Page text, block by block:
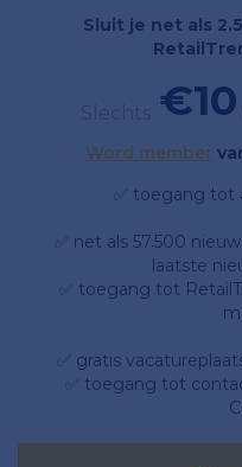
Sluit je net als
€10
Word member
✅ toegang
✅ net als 57.500
laatste
✅ toegang tot
✅ gratis
✅ toegang tot